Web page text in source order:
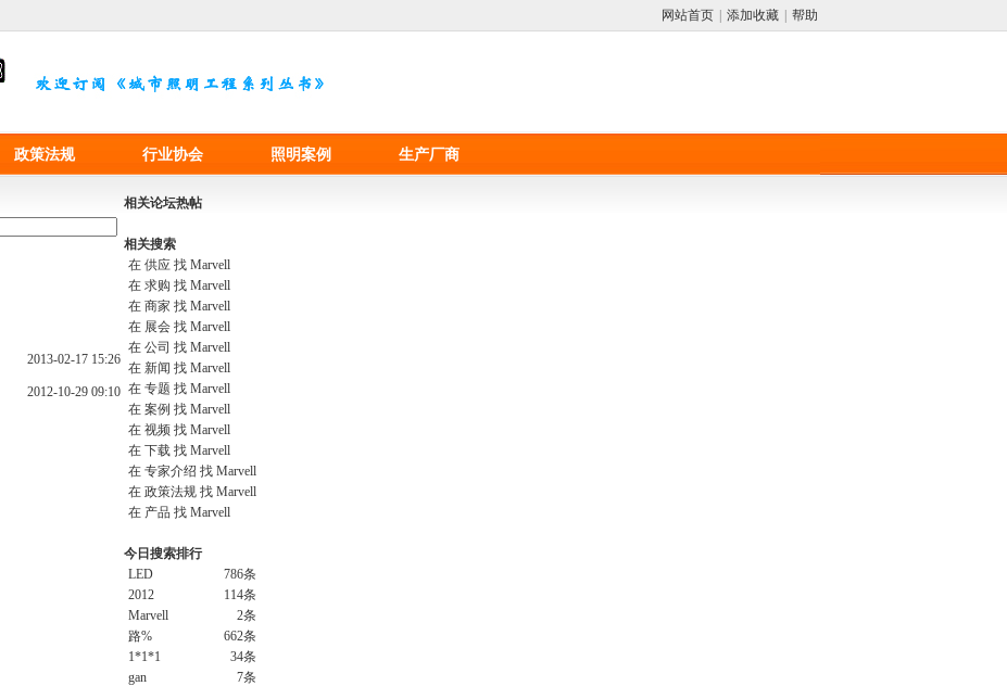
网站首页 添加收藏 帮助
政策法规 行业协会 照明案例 生产厂商
2013-02-17 15:26
2012-10-29 09:10
相关论坛热帖
相关搜索
在 供应 找 Marvell
在 求购 找 Marvell
在 商家 找 Marvell
在 展会 找 Marvell
在 公司 找 Marvell
在 新闻 找 Marvell
在 专题 找 Marvell
在 案例 找 Marvell
在 视频 找 Marvell
在 下载 找 Marvell
在 专家介绍 找 Marvell
在 政策法规 找 Marvell
在 产品 找 Marvell
今日搜索排行
786条
LED
114条
2012
2条
Marvell
662条
路%
34条
1*1*1
7条
gan